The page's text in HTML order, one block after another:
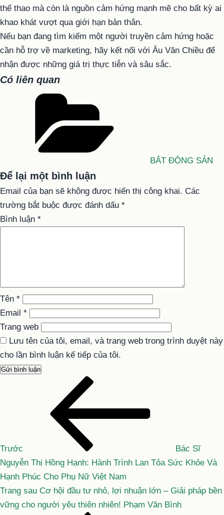
thể thao mà còn là nguồn cảm hứng mạnh mẽ cho bất kỳ ai
khao khát vượt qua giới hạn bản thân.
Nếu bạn đang tìm kiếm một người truyền cảm hứng hoặc
cần hỗ trợ về marketing, hãy kết nối với Âu Văn Chiều để
nhận được những giá trị thực tiễn và sâu sắc.
Có liên quan
BẤT ĐỘNG SẢN
Để lại một bình luận
Email của bạn sẽ không được hiển thị công khai. Các
trường bắt buộc được đánh dấu *
Bình luận *
Tên *
Email *
Trang web
Lưu tên của tôi, email, và trang web trong trình duyệt này
cho lần bình luận kế tiếp của tôi.
viết
Trước
Bác Sĩ
Nguyễn Thị Hồng Hạnh: Hành Trình Lan Tỏa Sức Khỏe Và
Hạnh Phúc Cho Phụ Nữ Việt Nam
Bài
tiếp
Trang sau Cơ hội đầu tư nhỏ, lợi nhuận lớn – Giải pháp bền
vững cho người yêu thiên nhiên! Phạm Văn Bình